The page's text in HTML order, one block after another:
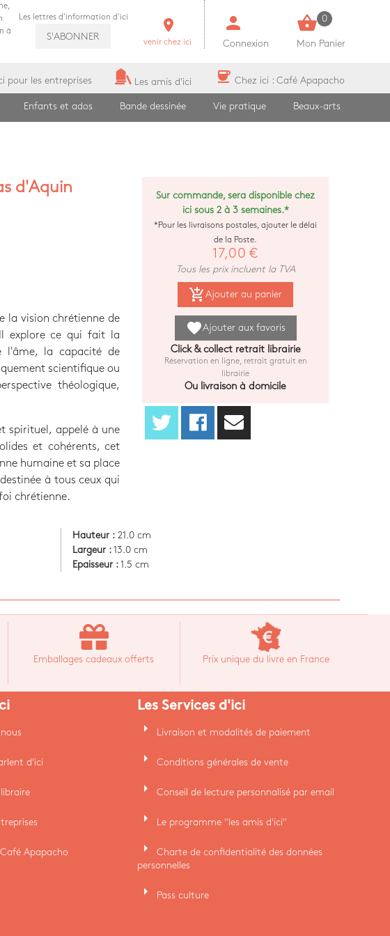
à
Les lettres d'information d'ici
S'ABONNER
room
venir chez ici
person
Connexion
shopping_basket 0
Mon Panier
pour les entreprises Les amis d'ici coffee Chez ici : Café Apapacho
Enfants et ados Bande dessinée Vie pratique Beaux-arts
d'Aquin
la vision chrétienne de
explore ce qui fait la
l'âme, la capacité de
scientifique ou
théologique,
spirituel, appelé à une
et cohérents, cet
humaine et sa place
à tous ceux qui
chrétienne.
Sur commande, sera disponible chez
ici sous 2 à 3 semaines.*
*Pour les livraisons postales, ajouter le délai
de la Poste.
17,00 €
Tous les prix incluent la TVA
add_shopping_cart Ajouter au panier
favoriteAjouter aux favoris
Click & collect retrait librairie
Réservation en ligne, retrait gratuit en
librairie
Ou livraison à domicile
Hauteur : 21.0 cm
Largeur : 13.0 cm
Epaisseur : 1.5 cm
Emballages cadeaux offerts Prix unique du livre en France
d'ici
Apapacho
Les Services d'ici
arrow_right Livraison et modalités de paiement
arrow_right Conditions générales de vente
arrow_right Conseil de lecture personnalisé par email
arrow_right Le programme "les amis d'ici"
arrow_right
Charte de confidentialité des données
personnelles
arrow_right Pass culture